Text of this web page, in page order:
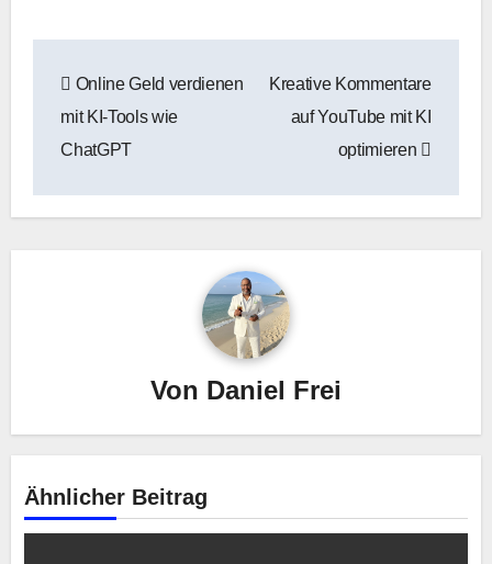
Online Geld verdienen
mit KI-Tools wie
ChatGPT
Kreative Kommentare
auf YouTube mit KI
optimieren
Von Daniel Frei
Ähnlicher Beitrag